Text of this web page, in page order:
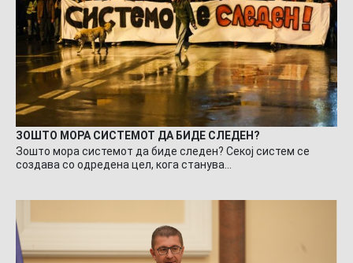
ЗОШТО МОРА СИСТЕМОТ ДА БИДЕ СЛЕДЕН?
Зошто мора системот да биде следен? Секој систем се
создава со одредена цел, кога станува…